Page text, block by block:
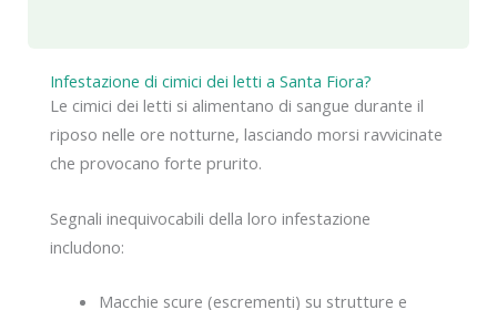
Infestazione di cimici dei letti a Santa Fiora?
Le cimici dei letti si alimentano di sangue durante il
riposo nelle ore notturne, lasciando morsi ravvicinate
che provocano forte prurito.
Segnali inequivocabili della loro infestazione
includono:
Macchie scure (escrementi) su strutture e